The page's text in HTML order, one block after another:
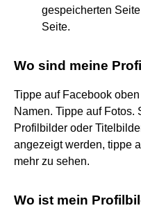
gespeicherten
Seite.
Wo sind meine
Tippe auf Facebook
Namen. Tippe auf Fotos.
Profilbilder oder
angezeigt werden, tippe
mehr zu sehen.
Wo ist mein